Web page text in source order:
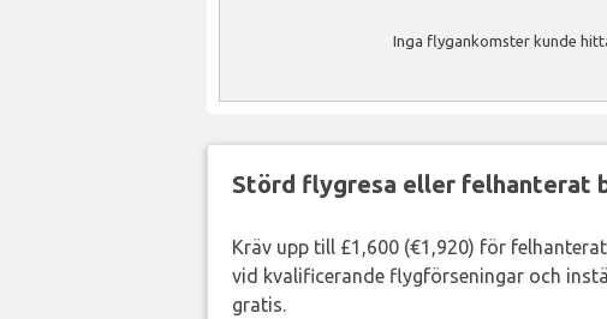
Inga flygankomster kunde
Störd flygresa eller felhanterat
Kräv upp till £1,600 (€1,920) för
vid kvalificerande flygförseningar och
gratis.